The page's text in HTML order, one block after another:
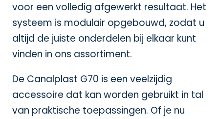
voor een volledig afgewerkt resultaat. Het
systeem is modulair opgebouwd, zodat u
altijd de juiste onderdelen bij elkaar kunt
vinden in ons assortiment.
De Canalplast G70 is een veelzijdig
accessoire dat kan worden gebruikt in tal
van praktische toepassingen. Of je nu